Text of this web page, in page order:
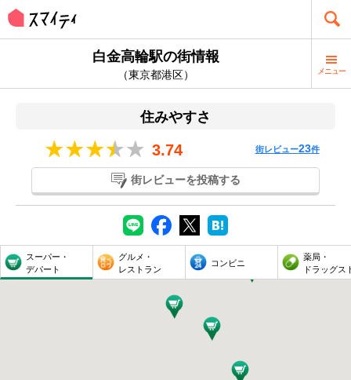
白金高輪駅の街情報
（東京都港区） メニュー
住みやすさ
3.74 街レビュー23件
街レビューを投稿する
スーパー・
デパート
グルメ・
レストラン
コンビニ
薬局・
ドラッグス